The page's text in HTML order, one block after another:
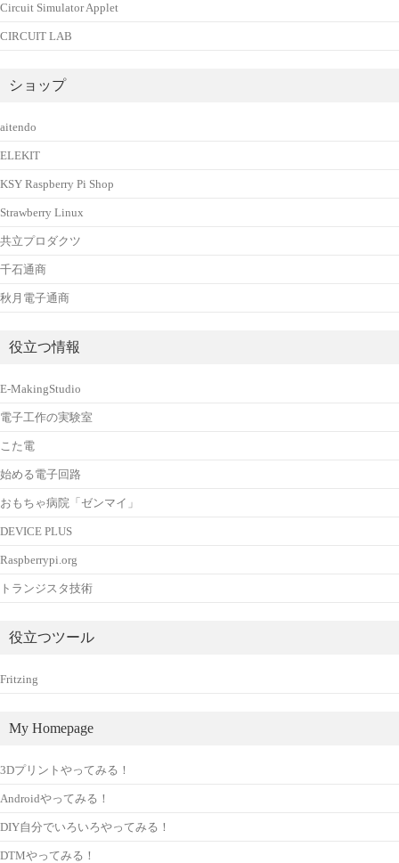
Circuit Simulator Applet
CIRCUIT LAB
ショップ
aitendo
ELEKIT
KSY Raspberry Pi Shop
Strawberry Linux
共立プロダクツ
千石通商
秋月電子通商
役立つ情報
E-MakingStudio
電子工作の実験室
こた電
始める電子回路
おもちゃ病院「ゼンマイ」
DEVICE PLUS
Raspberrypi.org
トランジスタ技術
役立つツール
Fritzing
My Homepage
3Dプリントやってみる！
Androidやってみる！
DIY自分でいろいろやってみる！
DTMやってみる！